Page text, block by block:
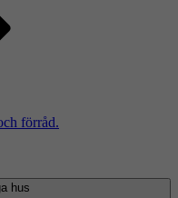
förråd.
hus